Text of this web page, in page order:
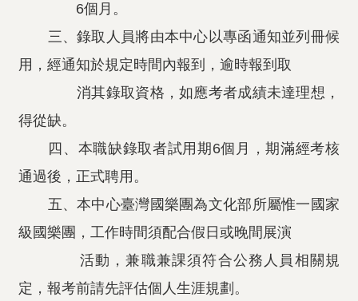
6個月。
三、錄取人員將由本中心以專函通知並列冊候
用，經通知於規定時間內報到，逾時報到取
消其錄取資格，如應考者成績未達理想，
得從缺。
四、本職缺錄取者試用期6個月，期滿經考核
通過後，正式聘用。
五、本中心臺灣國樂團為文化部所屬惟一國家
級國樂團，工作時間須配合假日或晚間展演
活動，兼職兼課須符合公務人員相關規
定，報考前請先評估個人生涯規劃。